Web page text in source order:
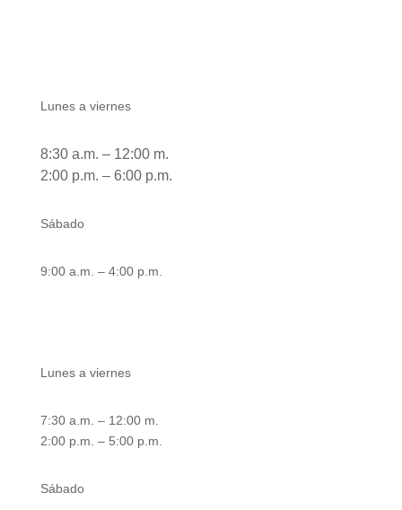
Lunes a viernes
8:30 a.m. – 12:00 m.
2:00 p.m. – 6:00 p.m.
Sábado
9:00 a.m. – 4:00 p.m.
Lunes a viernes
7:30 a.m. – 12:00 m.
2:00 p.m. – 5:00 p.m.
Sábado